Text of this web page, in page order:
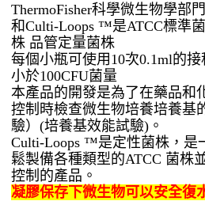
ThermoFisher科學微生物學部門
和Culti-Loops ™是ATCC標準
株 品管定量菌株
每個小瓶可使用 10次0.1ml的接
小於100CFU菌量
本產品的開發是為了在藥品和
控制時檢查微生物培養培養基
驗） (培養基效能試驗) 。
Culti-Loops ™是定性菌株， 是
鬆製備各種類型的ATCC 菌株
控制的產品 。
凝膠保存下微生物可以安全復